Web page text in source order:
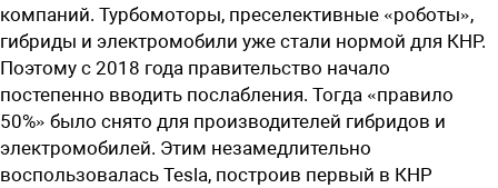
компаний. Турбомоторы, преселективные «роботы»,
гибриды и электромобили уже стали нормой для КНР.
Поэтому с 2018 года правительство начало
постепенно вводить послабления. Тогда «правило
50%» было снято для производителей гибридов и
электромобилей. Этим незамедлительно
воспользовалась Tesla, построив первый в КНР